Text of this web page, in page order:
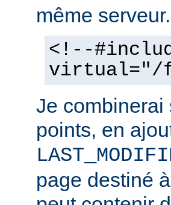
même serveur.
<!--
virtual="/
Je combinerai
points, en
page destiné